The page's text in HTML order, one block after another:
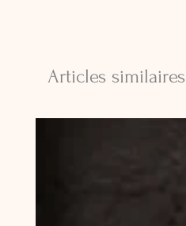
Articles similaires